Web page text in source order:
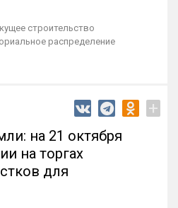
строительство
распределение
+
на 21 октября
на торгах
для